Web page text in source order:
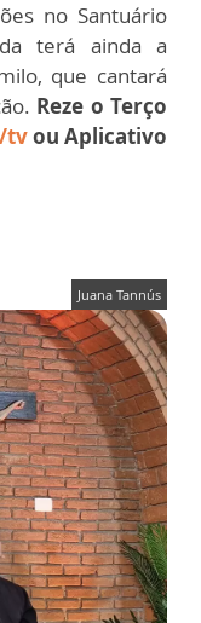
no Santuário
terá ainda a
que cantará
Reze o Terço
tvou Aplicativo
Juana Tannús